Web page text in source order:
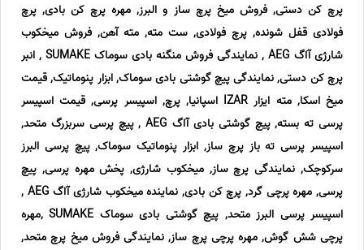
پرچ کن دستی, فروش میخ پرچ ساز و البرز, مهره پرچ کن بادی, پرچ
فولادی قفل شونده, پرچ فولادی, ست مته, مته آهن, فروش میخکوب
شارژی آاگ AEG , نمایندگی فروش منگنه بادی سوماک SUMAKE , انبر
پرچ کن دستی, نمایندگی پیچ گوشتی بادی سوماک, ابزار پنوماتیک, قیمت
میخ اسکا, مته ایزار IZAR اسپانیا, پرچ, اسپیسر پرسی, قیمت اسپیسر
پرسی ته بسته, پیچ گوشتی بادی آاگ AEG , پیچ پرسی سربزرگ متحد,
اسپیسر پرسی ته باز پرچ ساز, ابزار پنوماتیک سوماک, پیچ پرسی البرز
سرکوچک, نمایندگی پرچ ساز, میخکوب شارژی, پخش مهره پرسی, پیچ
پرسی, مهره پرچی گرد, پرچ کن بادی, نماینده میخکوب شارژی آاگ AEG ,
اسپیسر پرسی البرز متحد, پیچ گوشتی بادی سوماک SUMAKE ,مهره
پرچی شش گوش, مهره پرچی پرچ ساز, نمایندگی فروش میخ پرچ متحد,